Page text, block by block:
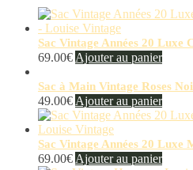
Sac Vintage Années 20 Luxe
69.00€Ajouter au panier
Sac à Main Vintage Roses
49.00€Ajouter au panier
Sac Vintage Années 20 Luxe
69.00€Ajouter au panier